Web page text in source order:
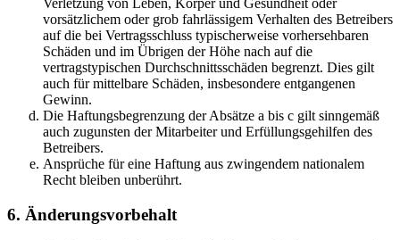
Verletzung von Leben, Körper und Gesundheit oder
vorsätzlichem oder grob fahrlässigem Verhalten des Betreibers
auf die bei Vertragsschluss typischerweise vorhersehbaren
Schäden und im Übrigen der Höhe nach auf die
vertragstypischen Durchschnittsschäden begrenzt. Dies gilt
auch für mittelbare Schäden, insbesondere entgangenen
Gewinn.
Die Haftungsbegrenzung der Absätze a bis c gilt sinngemäß
auch zugunsten der Mitarbeiter und Erfüllungsgehilfen des
Betreibers.
Ansprüche für eine Haftung aus zwingendem nationalem
Recht bleiben unberührt.
6. Änderungsvorbehalt